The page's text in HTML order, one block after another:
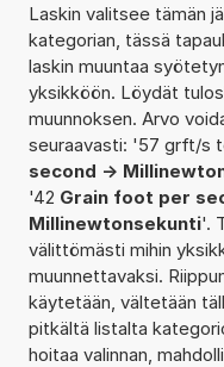
Laskin valitsee tämän
kategorian, tässä
laskin muuntaa
yksikköön. Löydät
muunnoksen. Arvo
seuraavasti: '57 grft/s
second ->
'42 Grain foot per
Millinewtonsekunti'.
välittömästi mihin
muunnettavaksi.
käytetään, vältetään
pitkältä listalta
hoitaa valinnan,